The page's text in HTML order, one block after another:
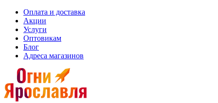
Оплата и доставка
Акции
Услуги
Оптовикам
Блог
Адреса магазинов